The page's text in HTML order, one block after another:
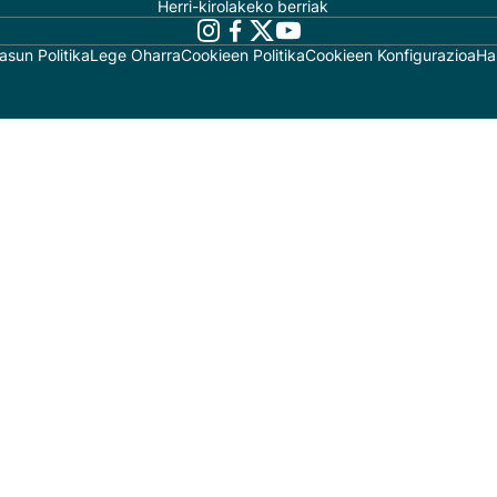
Herri-kirolakeko berriak
PolitikaLege OharraCookieen PolitikaCookieen Konfigurazioa